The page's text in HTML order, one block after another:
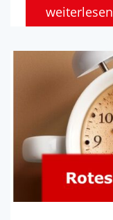
weiterlesen